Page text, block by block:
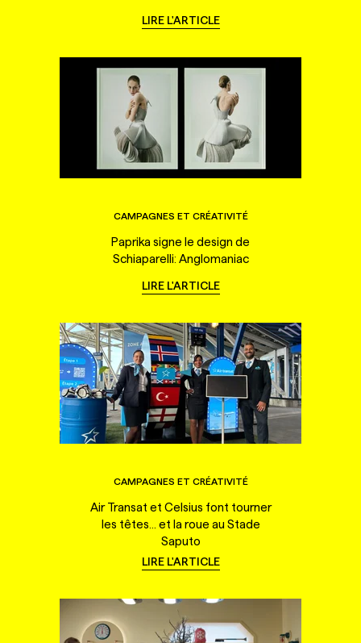
LIRE L'ARTICLE
CAMPAGNES ET CRÉATIVITÉ
Paprika signe le design de
Schiaparelli: Anglomaniac
LIRE L'ARTICLE
CAMPAGNES ET CRÉATIVITÉ
Air Transat et Celsius font tourner
les têtes... et la roue au Stade
Saputo
LIRE L'ARTICLE